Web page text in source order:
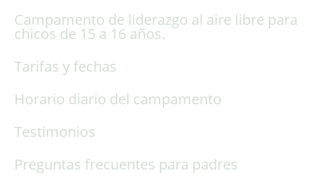
Campamento de liderazgo al aire libre para
chicos de 15 a 16 años.
Tarifas y fechas
Horario diario del campamento
Testimonios
Preguntas frecuentes para padres